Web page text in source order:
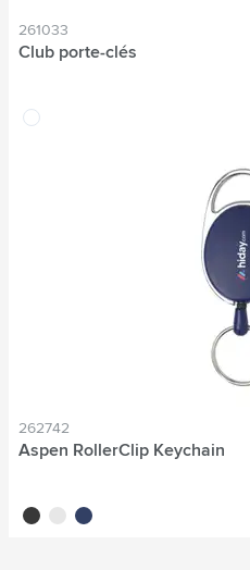
261033
Club porte-clés
translucide
262742
Aspen RollerClip Keychain
noir blancbleu